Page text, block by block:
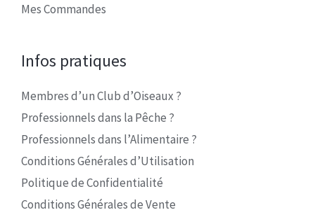
Mes Commandes
Infos pratiques
Membres d’un Club d’Oiseaux ?
Professionnels dans la Pêche ?
Professionnels dans l’Alimentaire ?
Conditions Générales d’Utilisation
Politique de Confidentialité
Conditions Générales de Vente